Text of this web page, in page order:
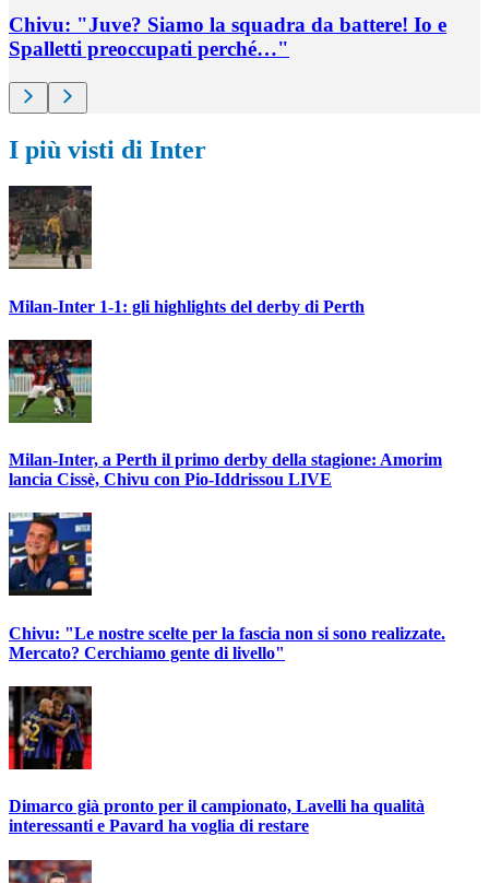
Chivu: "Juve? Siamo la squadra da battere! Io e
Spalletti preoccupati perché…"
I più visti di Inter
Milan-Inter 1-1: gli highlights del derby di Perth
Milan-Inter, a Perth il primo derby della stagione: Amorim
lancia Cissè, Chivu con Pio-Iddrissou LIVE
Chivu: "Le nostre scelte per la fascia non si sono realizzate.
Mercato? Cerchiamo gente di livello"
Dimarco già pronto per il campionato, Lavelli ha qualità
interessanti e Pavard ha voglia di restare